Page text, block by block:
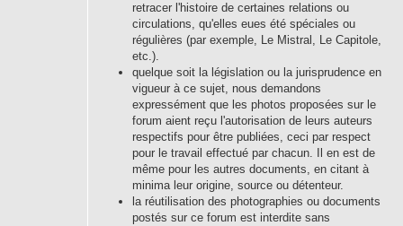
retracer l'histoire de certaines relations ou
circulations, qu'elles eues été spéciales ou
régulières (par exemple, Le Mistral, Le Capitole,
etc.).
quelque soit la législation ou la jurisprudence en
vigueur à ce sujet, nous demandons
expressément que les photos proposées sur le
forum aient reçu l'autorisation de leurs auteurs
respectifs pour être publiées, ceci par respect
pour le travail effectué par chacun. Il en est de
même pour les autres documents, en citant à
minima leur origine, source ou détenteur.
la réutilisation des photographies ou documents
postés sur ce forum est interdite sans